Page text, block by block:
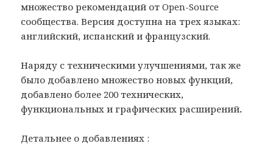
множество рекомендаций от Open-Source
сообщества. Версия доступна на трех языках:
английский, испанский и французский.
Наряду с техническими улучшениями, так же
было добавлено множество новых функций,
добавлено более 200 технических,
функциональных и графических расширений.
Детальнее о добавлениях :